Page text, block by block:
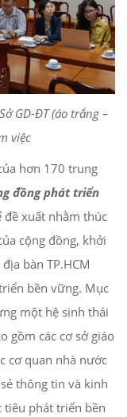
GD-ĐT (áo trắng –
việc
hơn 170 trung
đồng phát triển
đề xuất nhằm thúc
cộng đồng, khởi
bàn TP.HCM
bền vững. Mục
một hệ sinh thái
gồm các cơ sở giáo
cơ quan nhà nước
thông tin và kinh
tiêu phát triển bền